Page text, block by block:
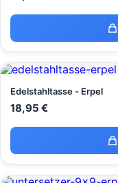
Edelstahltasse - Erpel
18,95 €